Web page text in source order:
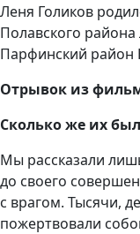
Леня Голиков
Полавского
Парфинский район
Отрывок из
Сколько же их
Мы рассказали
до своего
с врагом. Тысячи,
пожертвовали